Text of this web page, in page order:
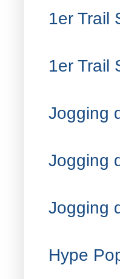
1er Trail
1er Trail
Jogging
Jogging
Jogging
Hype